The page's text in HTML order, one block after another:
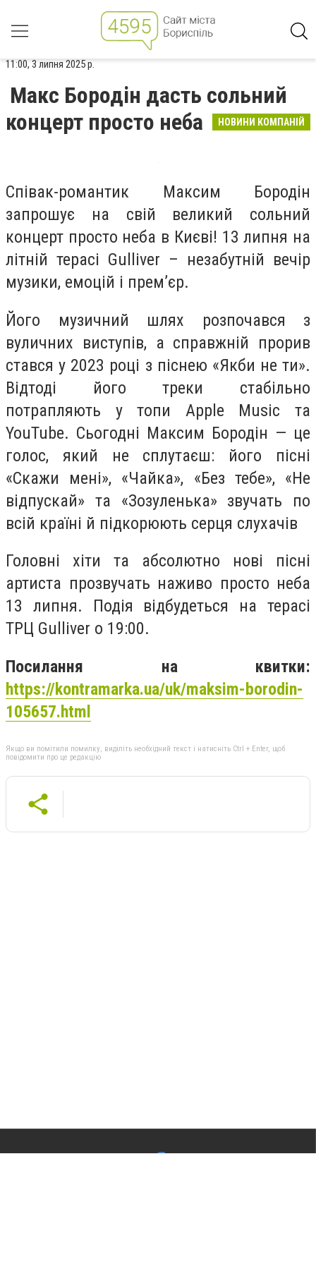
11:00, 3 липня 2025 р.
Макс Бородін дасть сольний
концерт просто неба
НОВИНИ КОМПАНІЙ
Співак-романтик Максим Бородін
запрошує на свій великий сольний
концерт просто неба в Києві! 13 липня на
літній терасі Gulliver – незабутній вечір
музики, емоцій і прем’єр.
Його музичний шлях розпочався з
вуличних виступів, а справжній прорив
стався у 2023 році з піснею «Якби не ти».
Відтоді його треки стабільно
потрапляють у топи Apple Music та
YouTube. Сьогодні Максим Бородін — це
голос, який не сплутаєш: його пісні
«Скажи мені», «Чайка», «Без тебе», «Не
відпускай» та «Зозуленька» звучать по
всій країні й підкорюють серця слухачів
Головні хіти та абсолютно нові пісні
артиста прозвучать наживо просто неба
13 липня. Подія відбудеться на терасі
ТРЦ Gulliver о 19:00.
Посилання на квитки:
https://kontramarka.ua/uk/maksim-borodin-
105657.html
Якщо ви помітили помилку, виділіть необхідний текст і натисніть Ctrl + Enter, щоб
повідомити про це редакцію